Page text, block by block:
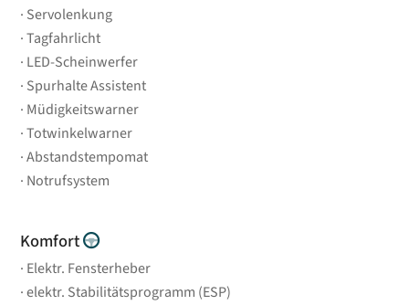
Servolenkung
Tagfahrlicht
LED-Scheinwerfer
Spurhalte Assistent
Müdigkeitswarner
Totwinkelwarner
Abstandstempomat
Notrufsystem
Komfort
Elektr. Fensterheber
elektr. Stabilitätsprogramm (ESP)